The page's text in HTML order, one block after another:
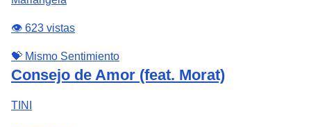
👁️ 623 vistas
💝 Mismo Sentimiento
Consejo de Amor (feat. Morat)
TINI